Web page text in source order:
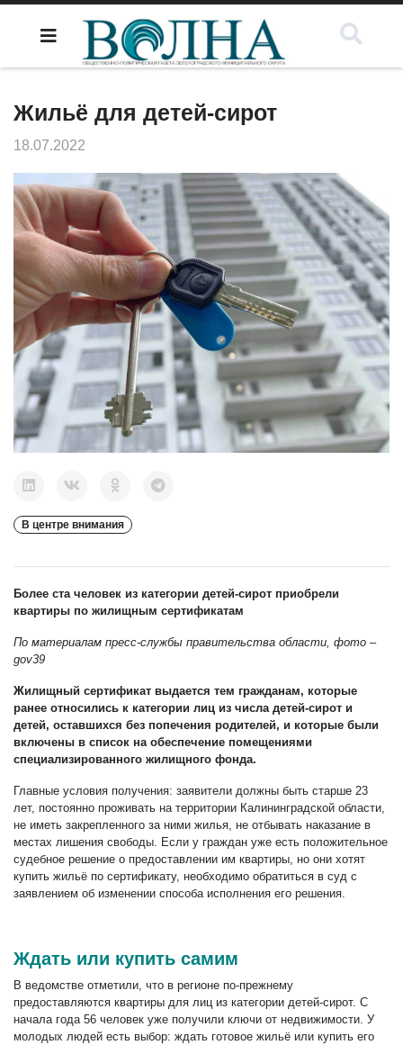
Жильё для детей-сирот
18.07.2022
В центре внимания
Более ста человек из категории детей-сирот приобрели
квартиры по жилищным сертификатам
По материалам пресс-службы правительства области, фото –
gov39
Жилищный сертификат выдается тем гражданам, которые
ранее относились к категории лиц из числа детей-сирот и
детей, оставшихся без попечения родителей, и которые были
включены в список на обеспечение помещениями
специализированного жилищного фонда.
Главные условия получения: заявители должны быть старше 23
лет, постоянно проживать на территории Калининградской области,
не иметь закрепленного за ними жилья, не отбывать наказание в
местах лишения свободы. Если у граждан уже есть положительное
судебное решение о предоставлении им квартиры, но они хотят
купить жильё по сертификату, необходимо обратиться в суд с
заявлением об изменении способа исполнения его решения.
Ждать или купить самим
В ведомстве отметили, что в регионе по-прежнему
предоставляются квартиры для лиц из категории детей-сирот. С
начала года 56 человек уже получили ключи от недвижимости. У
молодых людей есть выбор: ждать готовое жильё или купить его